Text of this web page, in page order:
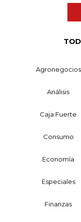
Agronegocios
Análisis
Caja Fuerte
Consumo
Economía
Especiales
Finanzas